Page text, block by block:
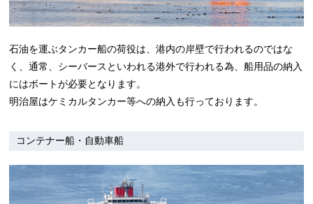
石油を運ぶタンカー船の荷役は、港内の岸壁で行われるのではな
く、通常、シーバースといわれる港外で行われる為、船用品の納入
にはボートが必要となります。
明治屋はケミカルタンカー等への納入も行っております。
コンテナー船・自動車船